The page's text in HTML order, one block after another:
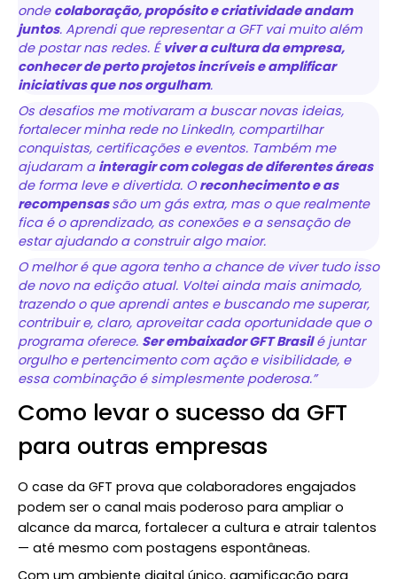
onde colaboração, propósito e criatividade andam
juntos. Aprendi que representar a GFT vai muito além
de postar nas redes. É viver a cultura da empresa,
conhecer de perto projetos incríveis e amplificar
iniciativas que nos orgulham.
Os desafios me motivaram a buscar novas ideias,
fortalecer minha rede no LinkedIn, compartilhar
conquistas, certificações e eventos. Também me
ajudaram a interagir com colegas de diferentes áreas
de forma leve e divertida. O reconhecimento e as
recompensassão um gás extra, mas o que realmente
fica é o aprendizado, as conexões e a sensação de
estar ajudando a construir algo maior.
O melhor é que agora tenho a chance de viver tudo isso
de novo na edição atual. Voltei ainda mais animado,
trazendo o que aprendi antes e buscando me superar,
contribuir e, claro, aproveitar cada oportunidade que o
programa oferece. Ser embaixador GFT Brasilé juntar
orgulho e pertencimento com ação e visibilidade, e
essa combinação é simplesmente poderosa.”
Como levar o sucesso da GFT
para outras empresas
O case da GFT prova que colaboradores engajados
podem ser o canal mais poderoso para ampliar o
alcance da marca, fortalecer a cultura e atrair talentos
— até mesmo com postagens espontâneas.